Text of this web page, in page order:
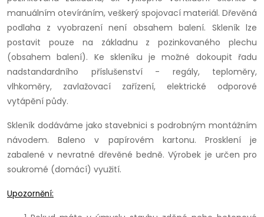
manuálním otevíráním, veškerý spojovací materiál. Dřevěná
podlaha z vyobrazení není obsahem balení. Skleník lze
postavit pouze na základnu z pozinkovaného plechu
(obsahem balení). Ke skleníku je možné dokoupit řadu
nadstandardního příslušenství - regály, teploměry,
vlhkoměry, zavlažovací zařízení, elektrické odporové
vytápění půdy.
Skleník dodáváme jako stavebnici s podrobným montážním
návodem. Baleno v papírovém kartonu. Prosklení je
zabalené v nevratné dřevěné bedně. Výrobek je určen pro
soukromé (domácí) využití.
Upozornění: